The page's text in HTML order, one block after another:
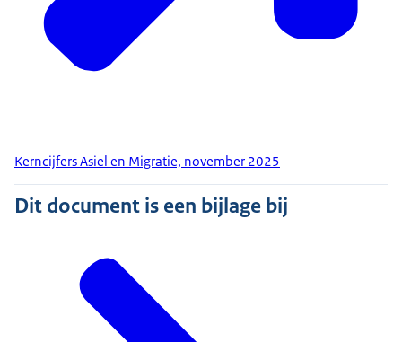
Kerncijfers Asiel en Migratie, november 2025
Dit document is een bijlage bij